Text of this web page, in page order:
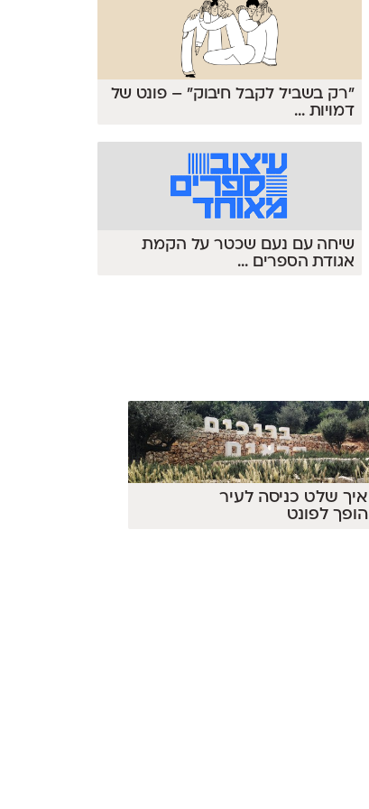
״רק בשביל לקבל חיבוק״ – פונט של
דמויות ...
שיחה עם נעם שכטר על הקמת
אגודת הספרים ...
איך שלט כניסה לעיר
הופך לפונט